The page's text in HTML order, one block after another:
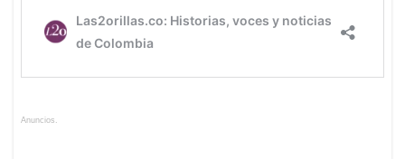
Anuncios.